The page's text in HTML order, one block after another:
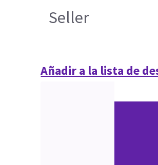
Seller
Añadir a la lista de